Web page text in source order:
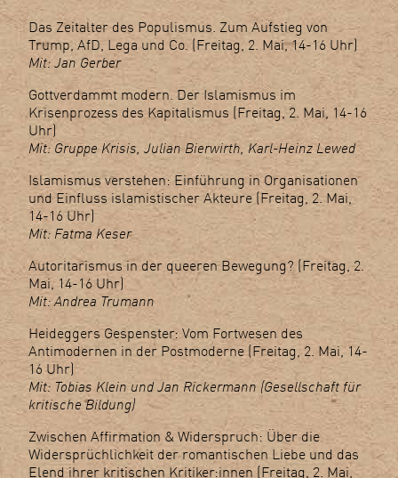
Das Zeitalter des Populismus. Zum Aufstieg von
Trump, AfD, Lega und Co. (Freitag, 2. Mai, 14-16 Uhr)
Mit: Jan Gerber
Gottverdammt modern. Der Islamismus im
Krisenprozess des Kapitalismus (Freitag, 2. Mai, 14-16
Uhr)
Mit: Gruppe Krisis, Julian Bierwirth, Karl-Heinz Lewed
Islamismus verstehen: Einführung in Organisationen
und Einfluss islamistischer Akteure (Freitag, 2. Mai,
14-16 Uhr)
Mit: Fatma Keser
Autoritarismus in der queeren Bewegung? (Freitag, 2.
Mai, 14-16 Uhr)
Mit: Andrea Trumann
Heideggers Gespenster: Vom Fortwesen des
Antimodernen in der Postmoderne (Freitag, 2. Mai, 14-
16 Uhr)
Mit: Tobias Klein und Jan Rickermann (Gesellschaft für
kritische Bildung)
Zwischen Affirmation & Widerspruch: Über die
Widersprüchlichkeit der romantischen Liebe und das
Elend ihrer kritischen Kritiker:innen (Freitag, 2. Mai,